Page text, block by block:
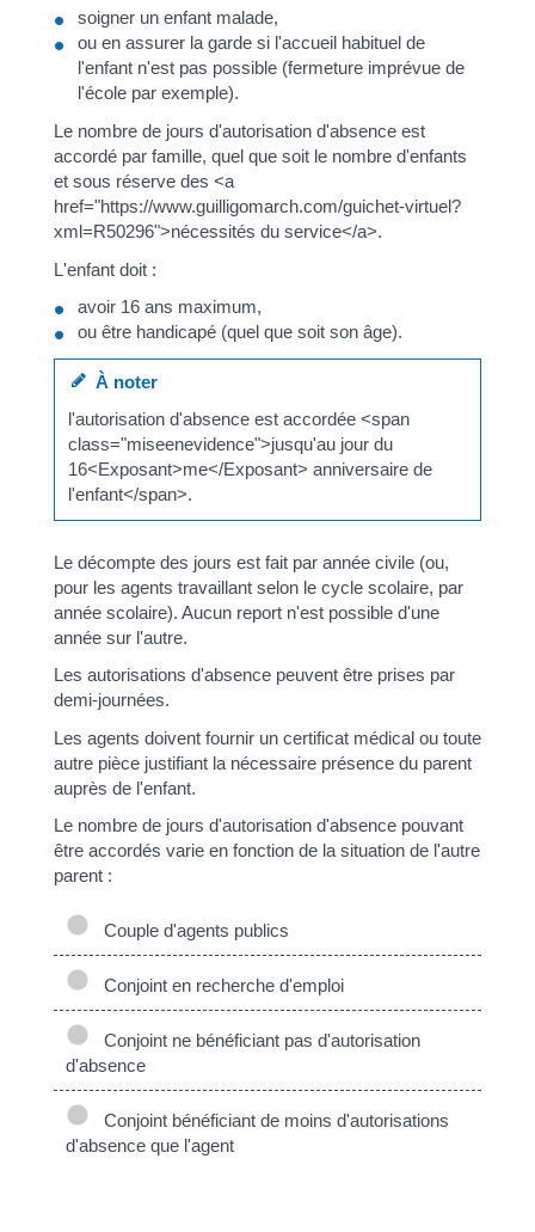
soigner un enfant malade,
ou en assurer la garde si l'accueil habituel de
l'enfant n'est pas possible (fermeture imprévue de
l'école par exemple).
Le nombre de jours d'autorisation d'absence est
accordé par famille, quel que soit le nombre d'enfants
et sous réserve des <a
href="https://www.guilligomarch.com/guichet-virtuel?
xml=R50296">nécessités du service</a>.
L'enfant doit :
avoir 16 ans maximum,
ou être handicapé (quel que soit son âge).
À noter
l'autorisation d'absence est accordée <span
class="miseenevidence">jusqu'au jour du
16<Exposant>me</Exposant> anniversaire de
l'enfant</span>.
Le décompte des jours est fait par année civile (ou,
pour les agents travaillant selon le cycle scolaire, par
année scolaire). Aucun report n'est possible d'une
année sur l'autre.
Les autorisations d'absence peuvent être prises par
demi-journées.
Les agents doivent fournir un certificat médical ou toute
autre pièce justifiant la nécessaire présence du parent
auprès de l'enfant.
Le nombre de jours d'autorisation d'absence pouvant
être accordés varie en fonction de la situation de l'autre
parent :
Couple d'agents publics
Conjoint en recherche d'emploi
Conjoint ne bénéficiant pas d'autorisation
d'absence
Conjoint bénéficiant de moins d'autorisations
d'absence que l'agent